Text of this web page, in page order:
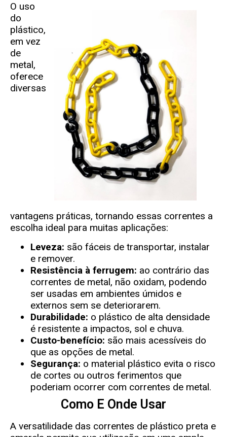
O uso
do
plástico,
em vez
de
metal,
oferece
diversas
vantagens práticas, tornando essas correntes a
escolha ideal para muitas aplicações:
Leveza: são fáceis de transportar, instalar
e remover.
Resistência à ferrugem: ao contrário das
correntes de metal, não oxidam, podendo
ser usadas em ambientes úmidos e
externos sem se deteriorarem.
Durabilidade: o plástico de alta densidade
é resistente a impactos, sol e chuva.
Custo-benefício: são mais acessíveis do
que as opções de metal.
Segurança: o material plástico evita o risco
de cortes ou outros ferimentos que
poderiam ocorrer com correntes de metal.
Como E Onde Usar
A versatilidade das correntes de plástico preta e